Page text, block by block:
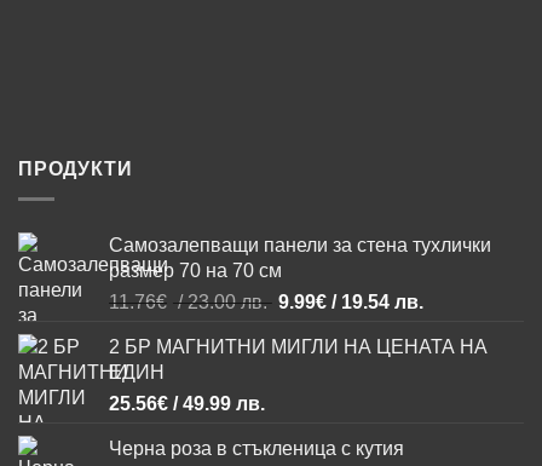
ПРОДУКТИ
Самозалепващи панели за стена тухлички
размер 70 на 70 см
11.76€ / 23.00 лв. Original
was:
9.99€/ 19.54 лв.
е:
2 БР МАГНИТНИ МИГЛИ НА ЦЕНАТА НА
ЕДИН
25.56€ / 49.99 лв.
Черна роза в стъкленица с кутия